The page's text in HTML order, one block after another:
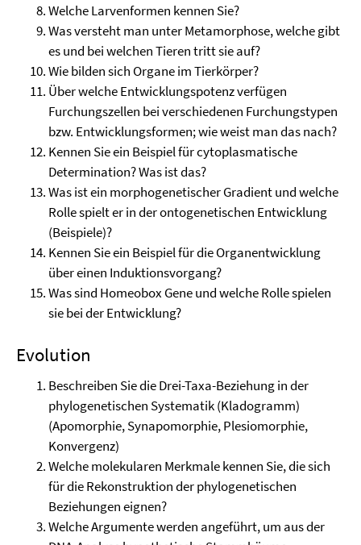
Welche Larvenformen kennen Sie?
Was versteht man unter Metamorphose, welche gibt
es und bei welchen Tieren tritt sie auf?
Wie bilden sich Organe im Tierkörper?
Über welche Entwicklungspotenz verfügen
Furchungszellen bei verschiedenen Furchungstypen
bzw. Entwicklungsformen; wie weist man das nach?
Kennen Sie ein Beispiel für cytoplasmatische
Determination? Was ist das?
Was ist ein morphogenetischer Gradient und welche
Rolle spielt er in der ontogenetischen Entwicklung
(Beispiele)?
Kennen Sie ein Beispiel für die Organentwicklung
über einen Induktionsvorgang?
Was sind Homeobox Gene und welche Rolle spielen
sie bei der Entwicklung?
Evolution
Beschreiben Sie die Drei-Taxa-Beziehung in der
phylogenetischen Systematik (Kladogramm)
(Apomorphie, Synapomorphie, Plesiomorphie,
Konvergenz)
Welche molekularen Merkmale kennen Sie, die sich
für die Rekonstruktion der phylogenetischen
Beziehungen eignen?
Welche Argumente werden angeführt, um aus der